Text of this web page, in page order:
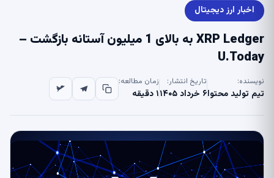
اخبار ارز دیجیتال
XRP Ledger به بالای 1 میلیون آستانه بازگشت –
U.Today
نویسنده:
تیم تولید محتوا
تاریخ انتشار:
۶ خرداد ۱۴۰۵
زمان مطالعه:
۱ دقیقه